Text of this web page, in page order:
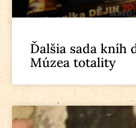
Ďalšia sada kníh
Múzea totality